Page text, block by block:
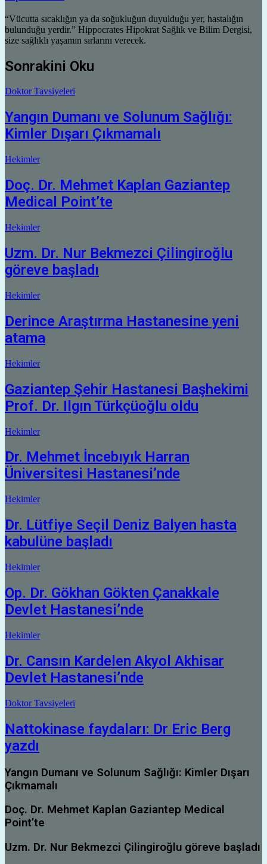
“Vücutta sıcaklığın ya da soğukluğun duyulduğu yer, hastalığın
bulunduğu yerdir.” Hippocrates Hipokrat Sağlık ve Bilim Dergisi,
size sağlıklı yaşamın sırlarını verecek.
Sonrakini Oku
Doktor Tavsiyeleri
Yangın Dumanı ve Solunum Sağlığı:
Kimler Dışarı Çıkmamalı
Hekimler
Doç. Dr. Mehmet Kaplan Gaziantep
Medical Point’te
Hekimler
Uzm. Dr. Nur Bekmezci Çilingiroğlu
göreve başladı
Hekimler
Derince Araştırma Hastanesine yeni
atama
Hekimler
Gaziantep Şehir Hastanesi Başhekimi
Prof. Dr. Ilgın Türkçüoğlu oldu
Hekimler
Dr. Mehmet İncebıyık Harran
Üniversitesi Hastanesi’nde
Hekimler
Dr. Lütfiye Seçil Deniz Balyen hasta
kabulüne başladı
Hekimler
Op. Dr. Gökhan Gökten Çanakkale
Devlet Hastanesi’nde
Hekimler
Dr. Cansın Kardelen Akyol Akhisar
Devlet Hastanesi’nde
Doktor Tavsiyeleri
Nattokinase faydaları: Dr Eric Berg
yazdı
Yangın Dumanı ve Solunum Sağlığı: Kimler Dışarı
Çıkmamalı
Doç. Dr. Mehmet Kaplan Gaziantep Medical
Point’te
Uzm. Dr. Nur Bekmezci Çilingiroğlu göreve başladı